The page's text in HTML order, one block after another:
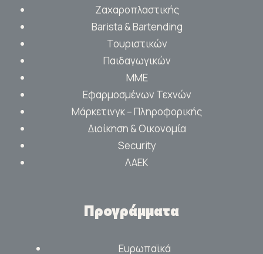
Ζαχαροπλαστικής
Barista & Bartending
Τουριστικών
Παιδαγωγικών
ΜΜΕ
Εφαρμοσμένων Τεχνών
Μάρκετινγκ – Πληροφορικής
Διοίκηση & Οικονομία
Security
ΛΑΕΚ
Προγράμματα
Ευρωπαϊκά